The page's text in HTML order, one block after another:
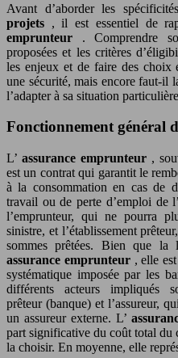
Avant d’aborder les
projets , il est essentiel de
emprunteur . Comprendre
proposées et les critères
les enjeux et de faire des choix
une sécurité, mais encore faut-il
l’adapter à sa situation
Fonctionnement général
L’ assurance emprunteur ,
est un contrat qui garantit le
à la consommation en cas de
travail ou de perte d’emploi de
l’emprunteur, qui ne pourra
sinistre, et l’établissement
sommes prêtées. Bien que la
assurance emprunteur , elle
systématique imposée par les
différents acteurs impliqués
prêteur (banque) et l’assureur,
un assureur externe. L’
part significative du coût total du
la choisir. En moyenne, elle